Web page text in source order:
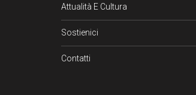
Attualità E Cultura
Sostienici
Contatti